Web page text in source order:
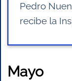
Pedro
recibe la
Mayo